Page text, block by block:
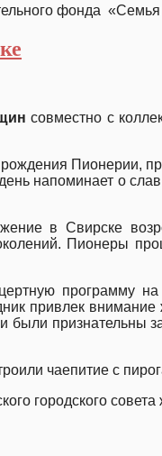
фонда
совместно с
Пионерии,
напоминает о
в Свирске
Пионеры
программу
привлек
и были
чаепитие с
городского